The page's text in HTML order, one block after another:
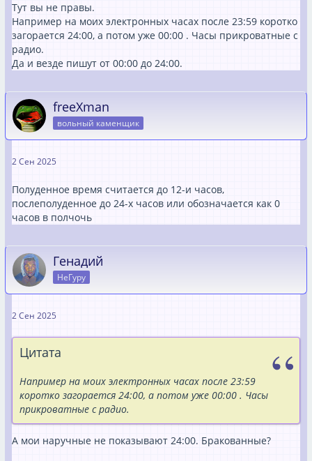
Тут вы не правы.
Например на моих электронных часах после 23:59 коротко
загорается 24:00, а потом уже 00:00 . Часы прикроватные с
радио.
Да и везде пишут от 00:00 до 24:00.
freeXman
вольный каменщик
2 Сен 2025
Полуденное время считается до 12-и часов,
послеполуденное до 24-х часов или обозначается как 0
часов в полчочь
Генадий
НеГуру
2 Сен 2025
Цитата
Например на моих электронных часах после 23:59
коротко загорается 24:00, а потом уже 00:00 . Часы
прикроватные с радио.
А мои наручные не показывают 24:00. Бракованные?